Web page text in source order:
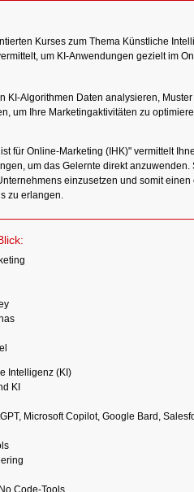
Kurses zum Thema Künstliche
um KI-Anwendungen gezielt im
KI-Algorithmen Daten analysieren,
um Ihre Marketingaktivitäten zu
für Online-Marketing (IHK)" vermittelt
um das Gelernte direkt anzuwenden.
einzusetzen und somit
zu erlangen.
Intelligenz (KI)
KI
Microsoft Copilot, Google Bard,
Code-Tools